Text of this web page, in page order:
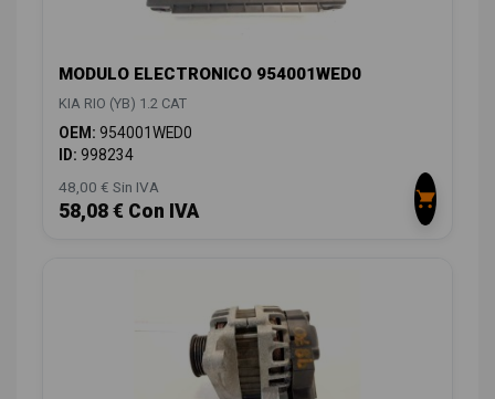
MODULO ELECTRONICO 954001WED0
KIA RIO (YB) 1.2 CAT
OEM: 954001WED0
ID: 998234
48,00 € Sin IVA
58,08 € Con IVA